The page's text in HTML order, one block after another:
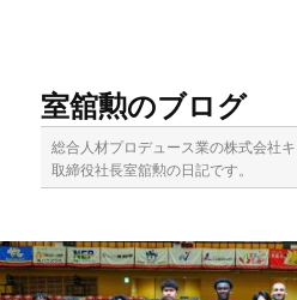
移
動
動
室舘勲のブログ
総合人材プロデュース業の株式会社
取締役社長室舘勲の日記です。